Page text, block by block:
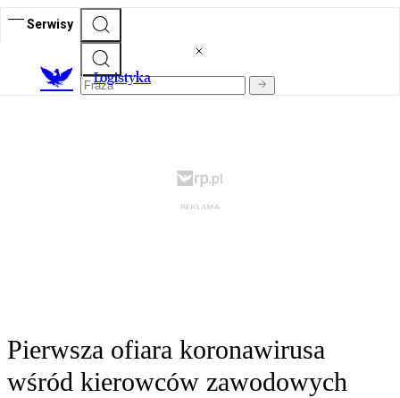
Serwisy
Logistyka
Pierwsza ofiara koronawirusa
wśród kierowców zawodowych